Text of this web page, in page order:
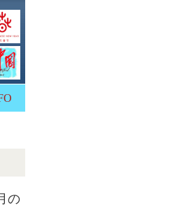
の